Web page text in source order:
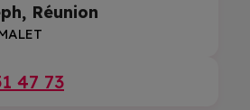
Réunion
47 73